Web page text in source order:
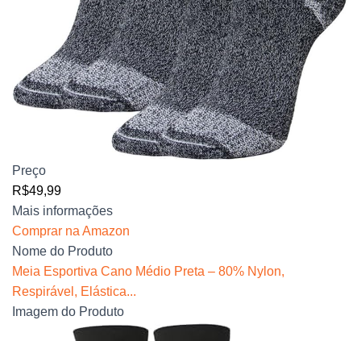
Preço
R$49,99
Mais informações
Comprar na Amazon
Nome do Produto
Meia Esportiva Cano Médio Preta – 80% Nylon,
Respirável, Elástica...
Imagem do Produto